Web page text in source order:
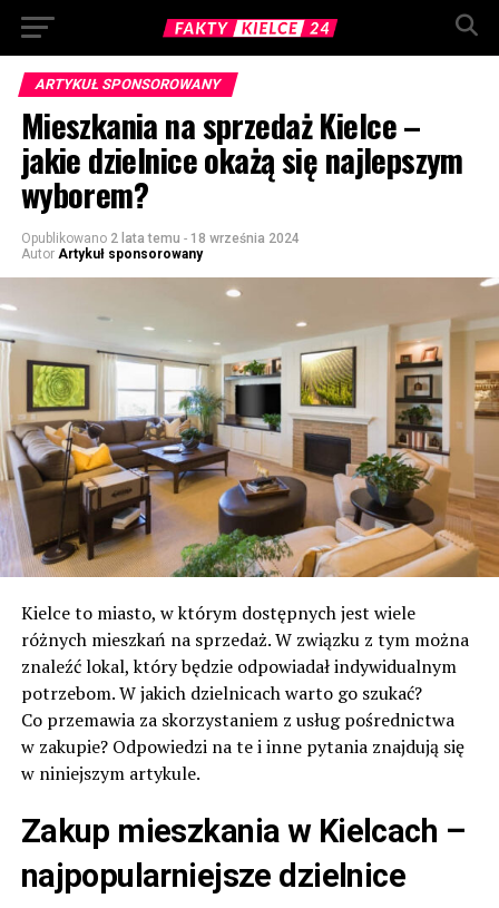
ARTYKUŁ SPONSOROWANY
Mieszkania na sprzedaż Kielce –
jakie dzielnice okażą się najlepszym
wyborem?
Opublikowano 2 lata temu - 18 września 2024
Autor Artykuł sponsorowany
Kielce to miasto, w którym dostępnych jest wiele
różnych mieszkań na sprzedaż. W związku z tym można
znaleźć lokal, który będzie odpowiadał indywidualnym
potrzebom. W jakich dzielnicach warto go szukać?
Co przemawia za skorzystaniem z usług pośrednictwa
w zakupie? Odpowiedzi na te i inne pytania znajdują się
w niniejszym artykule.
Zakup mieszkania w Kielcach –
najpopularniejsze dzielnice